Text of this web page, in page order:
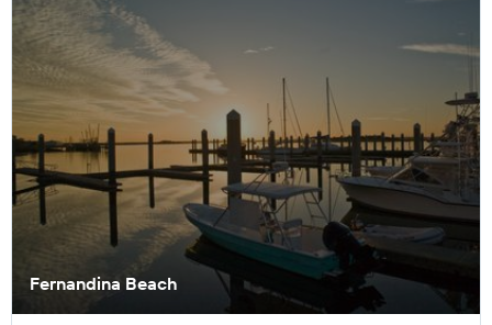
Fernandina Beach